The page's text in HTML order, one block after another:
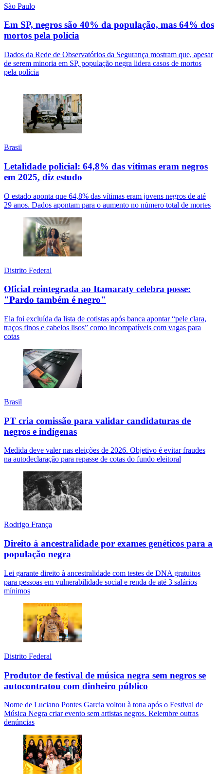
São Paulo
Em SP, negros são 40% da população, mas 64% dos
mortos pela polícia
Dados da Rede de Observatórios da Segurança mostram que, apesar
de serem minoria em SP, população negra lidera casos de mortos
pela polícia
Brasil
Letalidade policial: 64,8% das vítimas eram negros
em 2025, diz estudo
O estado aponta que 64,8% das vítimas eram jovens negros de até
29 anos. Dados apontam para o aumento no número total de mortes
Distrito Federal
Oficial reintegrada ao Itamaraty celebra posse:
"Pardo também é negro"
Ela foi excluída da lista de cotistas após banca apontar “pele clara,
traços finos e cabelos lisos” como incompatíveis com vagas para
cotas
Brasil
PT cria comissão para validar candidaturas de
negros e indígenas
Medida deve valer nas eleições de 2026. Objetivo é evitar fraudes
na autodeclaração para repasse de cotas do fundo eleitoral
Rodrigo França
Direito à ancestralidade por exames genéticos para a
população negra
Lei garante direito à ancestralidade com testes de DNA gratuitos
para pessoas em vulnerabilidade social e renda de até 3 salários
mínimos
Distrito Federal
Produtor de festival de música negra sem negros se
autocontratou com dinheiro público
Nome de Luciano Pontes Garcia voltou à tona após o Festival de
Música Negra criar evento sem artistas negros. Relembre outras
denúncias